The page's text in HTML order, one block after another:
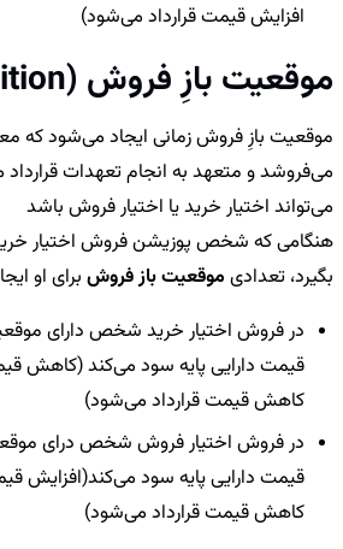
افزایش قیمت قرارداد می‎‌شود)
موقعیت بازِ فروش (Short Position)
موقعیت بازِ فروش زمانی ایجاد می‌شود که
می‌فروشد و متعهد به انجام تعهدات قرارداد
می‌تواند اختیار خرید یا اختیار فروش باشد
هنگامی که شخص پوزیشن فروش اختیار
بگیرد، تعدادی موقعیت باز فروش برای او
در فروش اختیار خرید شخص دارای
قیمت دارایی پایه سود می‌کند (کاهش
کاهش قیمت قرارداد می‎‌شود)
در فروش اختیار فروش شخص درای
قیمت دارایی پایه سود می‌کند(افزایش
کاهش قیمت قرارداد می‌‎شود)